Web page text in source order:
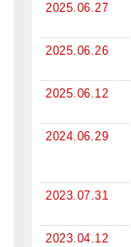
2025.06.27
2025.06.26
2025.06.12
2024.06.29
2023.07.31
2023.04.12